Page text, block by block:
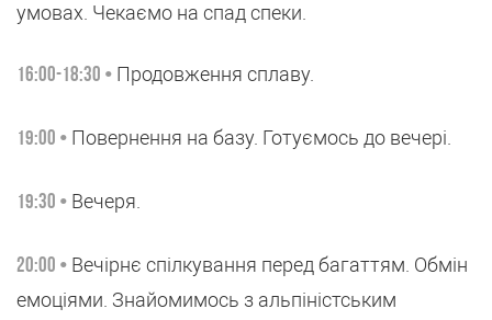
умовах. Чекаємо на спад спеки.
16:00-18:30 • Продовження сплаву.
19:00 • Повернення на базу. Готуємось до вечері.
19:30 • Вечеря.
20:00 • Вечірнє спілкування перед багаттям. Обмін
емоціями. Знайомимось з альпіністським